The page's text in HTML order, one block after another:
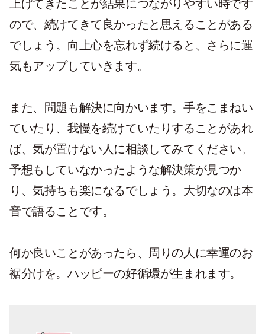
上げてきたことが結果につながりやすい時です
ので、続けてきて良かったと思えることがある
でしょう。向上心を忘れず続けると、さらに運
気もアップしていきます。
また、問題も解決に向かいます。手をこまねい
ていたり、我慢を続けていたりすることがあれ
ば、気が置けない人に相談してみてください。
予想もしていなかったような解決策が見つか
り、気持ちも楽になるでしょう。大切なのは本
音で語ることです。
何か良いことがあったら、周りの人に幸運のお
裾分けを。ハッピーの好循環が生まれます。